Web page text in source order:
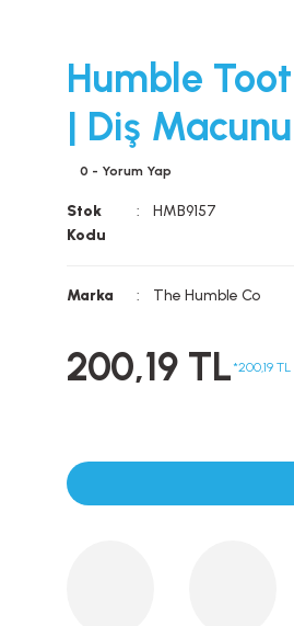
Humble
| Diş
0 - Yorum Yap
Stok
Kodu
HMB9157
Marka The Humble Co
200,19 TL*200,19